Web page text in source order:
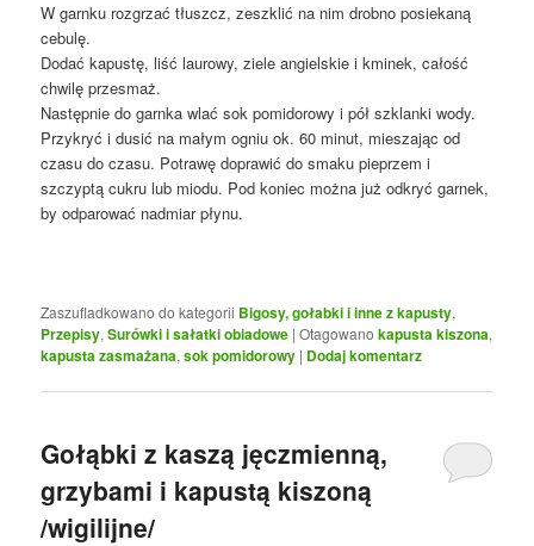
W garnku rozgrzać tłuszcz, zeszklić na nim drobno posiekaną
cebulę.
Dodać kapustę, liść laurowy, ziele angielskie i kminek, całość
chwilę przesmaż.
Następnie do garnka wlać sok pomidorowy i pół szklanki wody.
Przykryć i dusić na małym ogniu ok. 60 minut, mieszając od
czasu do czasu. Potrawę doprawić do smaku pieprzem i
szczyptą cukru lub miodu. Pod koniec można już odkryć garnek,
by odparować nadmiar płynu.
Zaszufladkowano do kategorii Bigosy, gołabki i inne z kapusty,
Przepisy,Surówki i sałatki obiadowe |Otagowano kapusta kiszona,
kapusta zasmażana,sok pomidorowy | Dodaj komentarz
Gołąbki z kaszą jęczmienną,
grzybami i kapustą kiszoną
/wigilijne/